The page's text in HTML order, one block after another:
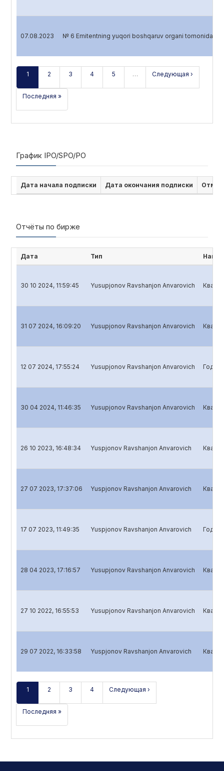
07.08.2023 № 6 Emitentning yuqori boshqaruv organi tomonidan
1 2 3 4 5 … Следующая ›
Последняя »
График IPO/SPO/PO
Дата начала подписки Дата окончания подписки
Отчёты по бирже
Дата Тип
30 10 2024, 11:59:45 Yusupjonov Ravshanjon Anvarovich
31 07 2024, 16:09:20 Yusupjonov Ravshanjon Anvarovich
12 07 2024, 17:55:24 Yusupjonov Ravshanjon Anvarovich
30 04 2024, 11:46:35 Yusupjonov Ravshanjon Anvarovich
26 10 2023, 16:48:34 Yuspjonov Ravshanjon Anvarovich
27 07 2023, 17:37:06 Yuspjonov Ravshanjon Anvarovich
17 07 2023, 11:49:35 Yuspjonov Ravshanjon Anvarovich
28 04 2023, 17:16:57 Yusupjonov Ravshanjon Anvarovich
27 10 2022, 16:55:53 Yusupjonov Ravshanjon Anvarovich
29 07 2022, 16:33:58 Yuspjonov Ravshanjon Anvarovich
1 2 3 4 Следующая ›
Последняя »